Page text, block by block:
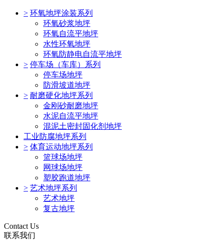
> 环氧地坪涂装系列
环氧砂浆地坪
环氧自流平地坪
水性环氧地坪
环氧防静电自流平地坪
> 停车场（车库）系列
停车场地坪
防滑坡道地坪
> 耐磨硬化地坪系列
金刚砂耐磨地坪
水泥自流平地坪
混泥土密封固化剂地坪
工业防腐地坪系列
> 体育运动地坪系列
篮球场地坪
网球场地坪
塑胶跑道地坪
> 艺术地坪系列
艺术地坪
复古地坪
Contact Us
联系我们